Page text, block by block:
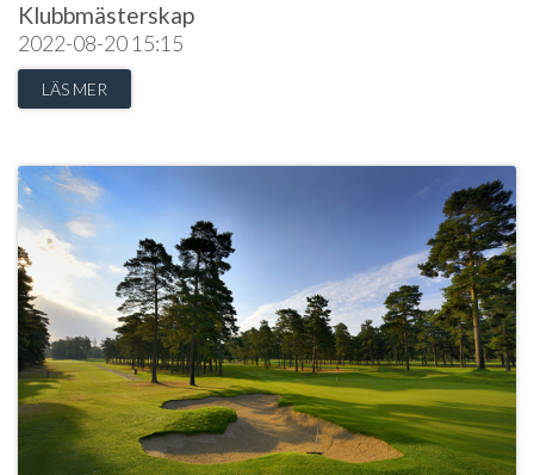
Klubbmästerskap
2022-08-20 15:15
LÄS MER